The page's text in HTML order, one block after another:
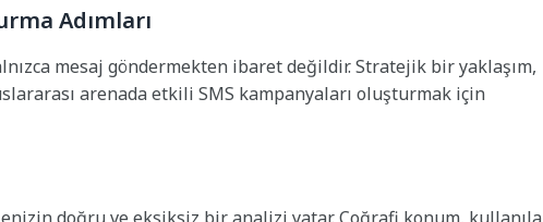
Adımları
mesaj göndermekten ibaret değildir. Stratejik bir yaklaşım,
arenada etkili SMS kampanyaları oluşturmak için